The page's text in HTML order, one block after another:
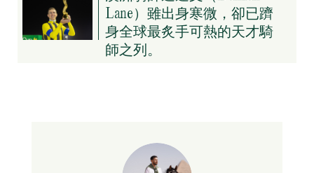
Lane）雖出身寒微，卻已躋
身全球最炙手可熱的天才騎
師之列。